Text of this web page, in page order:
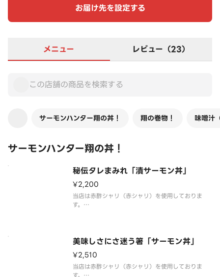
お届け先を設定する
メニュー レビュー（23）
サーモンハンター翔の丼！ 翔の巻物！ 味噌汁
サーモンハンター翔の丼！
秘伝タレまみれ「漬サーモン丼」
¥2,200
当店は赤酢シャリ（赤シャリ）を使用しておりま
す。
っと旨味を乗せた一品です。
美味しさにさ迷う箸「サーモン丼」
¥2,510
当店は赤酢シャリ（赤シャリ）を使用しておりま